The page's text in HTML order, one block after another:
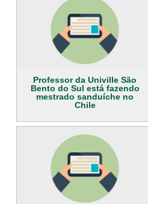
Professor da Univille São
Bento do Sul está fazendo
mestrado sanduíche no
Chile